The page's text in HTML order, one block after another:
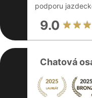
podporu
9.0
Chatová